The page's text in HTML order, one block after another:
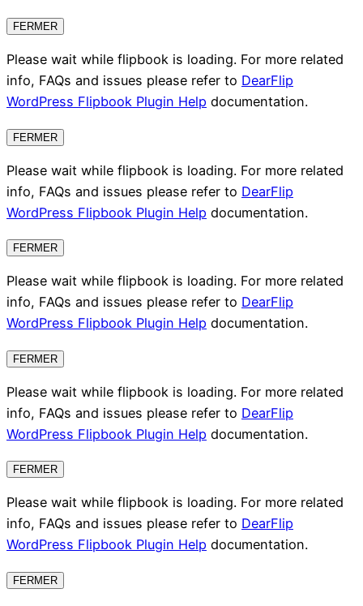
FERMER
Please wait while flipbook is loading. For more related
info, FAQs and issues please refer to DearFlip
WordPress Flipbook Plugin Help documentation.
FERMER
Please wait while flipbook is loading. For more related
info, FAQs and issues please refer to DearFlip
WordPress Flipbook Plugin Help documentation.
FERMER
Please wait while flipbook is loading. For more related
info, FAQs and issues please refer to DearFlip
WordPress Flipbook Plugin Help documentation.
FERMER
Please wait while flipbook is loading. For more related
info, FAQs and issues please refer to DearFlip
WordPress Flipbook Plugin Help documentation.
FERMER
Please wait while flipbook is loading. For more related
info, FAQs and issues please refer to DearFlip
WordPress Flipbook Plugin Help documentation.
FERMER